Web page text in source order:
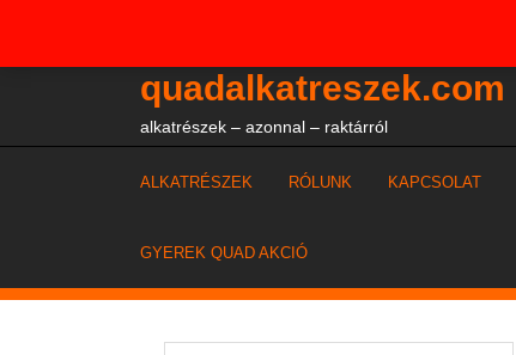
quadalkatreszek.com
alkatrészek – azonnal – raktárról
ALKATRÉSZEK RÓLUNK KAPCSOLAT
GYEREK QUAD AKCIÓ